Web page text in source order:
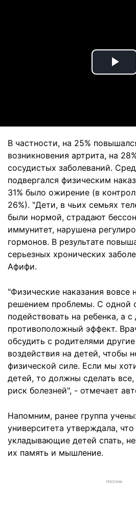
В частности, на 25%
возникновения артрита, на
сосудистых заболеваний.
подвергался физическим
31% было ожирение (в
26%). "Дети, в чьих семьях
были нормой, страдают
иммунитет, нарушена
гормонов. В результате
серьезных хронических
Афифи.
"Физические наказания вовсе
решением проблемы. С одной
подействовать на ребенка, а
противоположный эффект.
обсудить с родителями
воздействия на детей, чтобы
физической силе. Если мы
детей, то должны сделать
риск болезней", - отмечает
Напомним, ранее группа
университета утверждала,
укладывающие детей спать,
их память и мышление.
РЕКЛАМА